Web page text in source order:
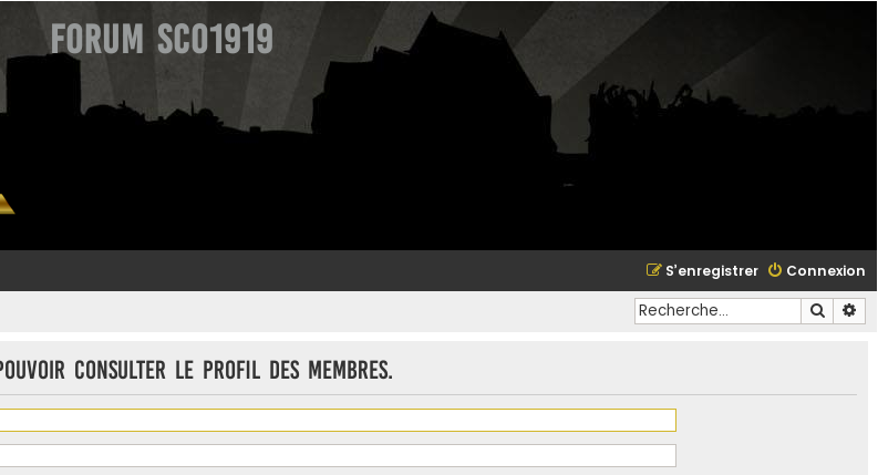
Forum SCO1919
Connexion
S’enregistrer
consulter le profil des membres.